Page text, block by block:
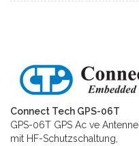
Connect Tech GPS-06T
GPS-06T GPS Ac ve Antenne
mit HF-Schutzschaltung,